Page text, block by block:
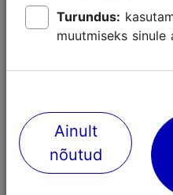
23.10.2025Turundus:
muutmiseks sinule
Ainult
nõutud